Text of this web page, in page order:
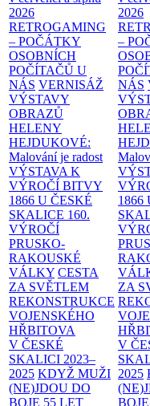
2026
RETROGAMING
– POČÁTKY
OSOBNÍCH
POČÍTAČŮ U
NÁS VERNISÁŽ
VÝSTAVY
OBRAZŮ
HELENY
HEJDUKOVÉ:
Malování je radost
VÝSTAVA K
VÝROČÍ BITVY
1866 U ČESKÉ
SKALICE 160.
VÝROČÍ
PRUSKO-
RAKOUSKÉ
VÁLKY CESTA
ZA SVĚTLEM
REKONSTRUKCE
VOJENSKÉHO
HŘBITOVA
V ČESKÉ
SKALICI 2023–
2025 KDYŽ MUŽI
(NE)JDOU DO
BOJE 55 LET
2026
–
NÁS
1866
ZA
V
2025
BOJE